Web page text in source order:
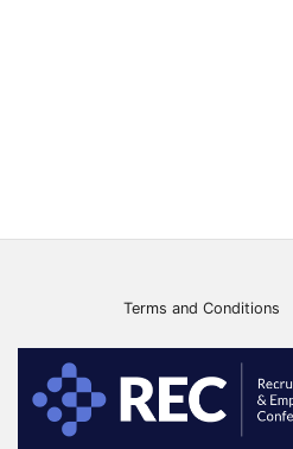
Terms and Conditions